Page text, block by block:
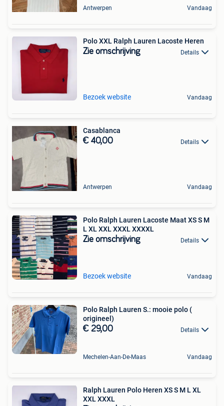
Antwerpen Vandaag
Polo XXL Ralph Lauren Lacoste Heren
Zie omschrijving Details
Bezoek website Vandaag
Casablanca
€ 40,00 Details
Antwerpen Vandaag
Polo Ralph Lauren Lacoste Maat XS S M
L XL XXL XXXL XXXXL
Zie omschrijving Details
Bezoek website Vandaag
Polo Ralph Lauren S.: mooie polo (
origineel)
€ 29,00 Details
Mechelen-Aan-De-Maas Vandaag
Ralph Lauren Polo Heren XS S M L XL
XXL XXXL